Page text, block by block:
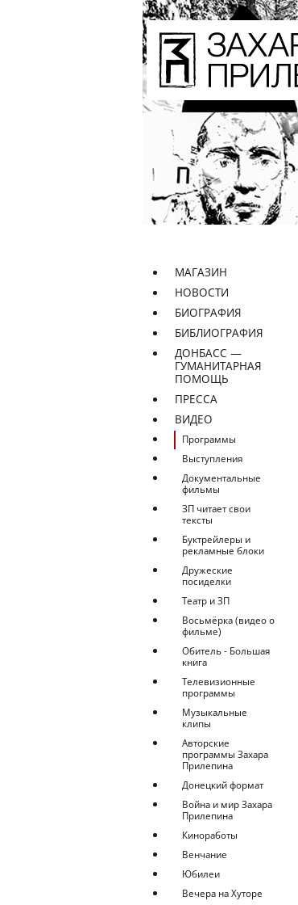
МАГАЗИН
НОВОСТИ
БИОГРАФИЯ
БИБЛИОГРАФИЯ
ДОНБАСС —
ГУМАНИТАРНАЯ
ПОМОЩЬ
ПРЕССА
ВИДЕО
Программы
Выступления
Документальные
фильмы
ЗП читает свои
тексты
Буктрейлеры и
рекламные блоки
Дружеские
посиделки
Театр и ЗП
Восьмёрка (видео о
фильме)
Обитель - Большая
книга
Телевизионные
программы
Музыкальные
клипы
Авторские
программы Захара
Прилепина
Донецкий формат
Война и мир Захара
Прилепина
Киноработы
Венчание
Юбилеи
Вечера на Хуторе